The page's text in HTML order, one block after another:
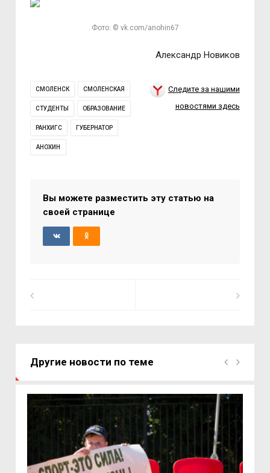
Фото: © vk.com/anohin67
Александр Новиков
СМОЛЕНСК СМОЛЕНСКАЯ
СТУДЕНТЫ ОБРАЗОВАНИЕ
РАНХИГС ГУБЕРНАТОР
АНОХИН
Следите за нашими
новостями здесь
Вы можете разместить эту статью на
своей странице
Другие новости по теме